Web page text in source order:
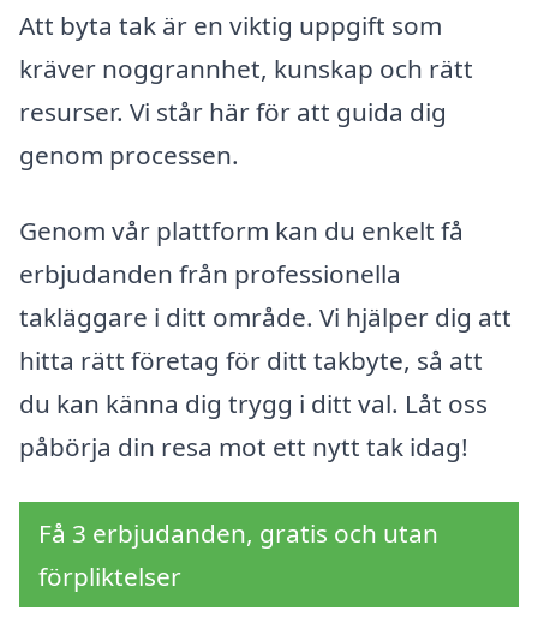
Att byta tak är en viktig uppgift som
kräver noggrannhet, kunskap och rätt
resurser. Vi står här för att guida dig
genom processen.
Genom vår plattform kan du enkelt få
erbjudanden från professionella
takläggare i ditt område. Vi hjälper dig att
hitta rätt företag för ditt takbyte, så att
du kan känna dig trygg i ditt val. Låt oss
påbörja din resa mot ett nytt tak idag!
Få 3 erbjudanden, gratis och utan
förpliktelser